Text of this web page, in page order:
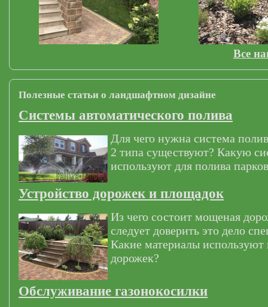
Все
Полезные статьи о ландшафтном дизайне
Системы автоматического полива
Для чего нужна система
2 типа существуют? Какую
используют для полива
Устройство дорожек и площадок
Из чего состоит мощеная
следует доверить это дело
Какие материалы
дорожек?
Обслуживание газонокосилки